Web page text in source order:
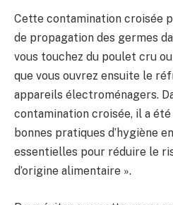
Cette contamination croisée
de propagation des germes
vous touchez du poulet cru
que vous ouvrez ensuite le
appareils électroménagers.
contamination croisée, il a
bonnes pratiques d’hygiène
essentielles pour réduire le
d’origine alimentaire ».